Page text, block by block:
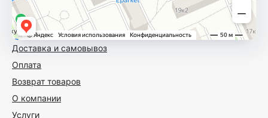
Доставка и самовывоз
Оплата
Возврат товаров
О компании
Услуги